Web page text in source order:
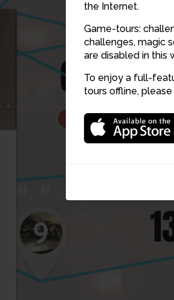
the Internet.
Game-tours:
challenges, magic
are disabled in this
To enjoy a full-
tours offline,
9